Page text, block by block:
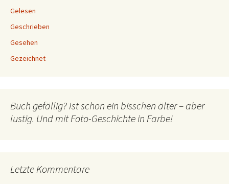
Gelesen
Geschrieben
Gesehen
Gezeichnet
Buch gefällig? Ist schon ein bisschen älter – aber
lustig. Und mit Foto-Geschichte in Farbe!
Letzte Kommentare